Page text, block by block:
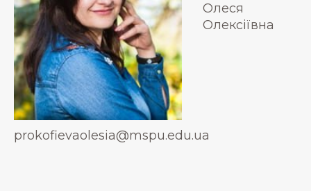
Олеся
Олексіївна
prokofievaolesia@mspu.edu.ua